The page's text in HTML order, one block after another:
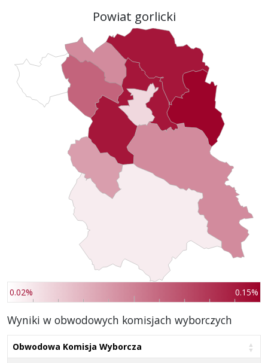
Powiat gorlicki
0.02% 0.15%
Wyniki w obwodowych komisjach wyborczych
Obwodowa Komisja Wyborcza